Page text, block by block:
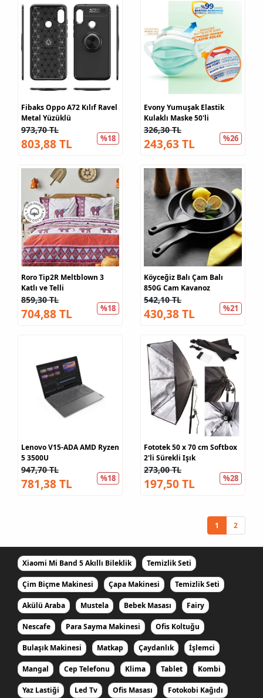
Fibaks Oppo A72 Kılıf Ravel
Metal Yüzüklü
973,70 TL
%18
803,88 TL
Evony Yumuşak Elastik
Kulaklı Maske 50'li
326,30 TL
%26
243,63 TL
Roro Tip2R Meltblown 3
Katlı ve Telli
859,30 TL
%18
704,88 TL
Köyceğiz Balı Çam Balı
850G Cam Kavanoz
542,10 TL
%21
430,38 TL
Lenovo V15-ADA AMD Ryzen
5 3500U
947,70 TL
%18
781,38 TL
Fototek 50 x 70 cm Softbox
2'li Sürekli Işık
273,00 TL
%28
197,50 TL
1 2
Xiaomi Mi Band 5 Akıllı Bileklik Temizlik Seti
Çim Biçme Makinesi Çapa Makinesi Temizlik Seti
Akülü Araba Mustela Bebek Masası Fairy
Nescafe Para Sayma Makinesi Ofis Koltuğu
Bulaşık Makinesi Matkap Çaydanlık İşlemci
Mangal Cep Telefonu Klima Tablet Kombi
Yaz Lastiği Led Tv Ofis Masası Fotokobi Kağıdı